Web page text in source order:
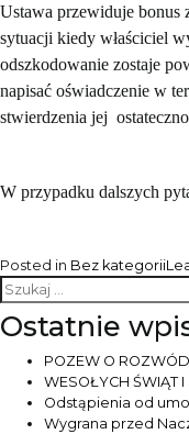
Ustawa przewiduje bonus
sytuacji kiedy właściciel
odszkodowanie zostaje
napisać oświadczenie w
stwierdzenia jej
W przypadku dalszych
Posted in Bez kategorii
Szukaj:
Ostatnie
POZEW O
WESOŁYCH ŚWIĄT
Odstąpienia od
Wygrana przed